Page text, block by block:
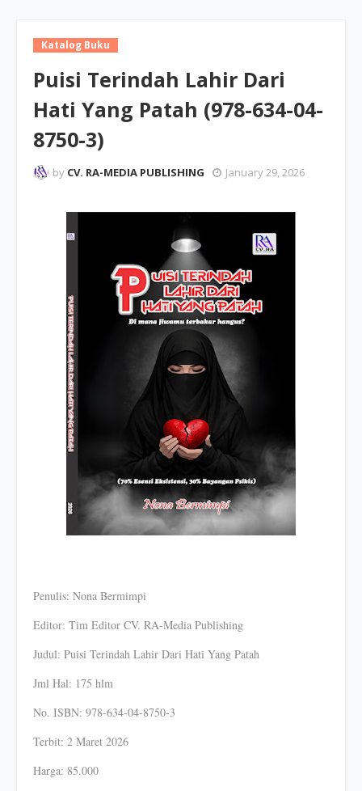
Katalog Buku
Puisi Terindah Lahir Dari
Hati Yang Patah (978-634-04-
8750-3)
by CV. RA-MEDIA PUBLISHING January 29, 2026
Penulis: Nona Bermimpi
Editor: Tim Editor CV. RA-Media Publishing
Judul: Puisi Terindah Lahir Dari Hati Yang Patah
Jml Hal: 175 hlm
No. ISBN: 978-634-04-8750-3
Terbit: 2 Maret 2026
Harga: 85.000